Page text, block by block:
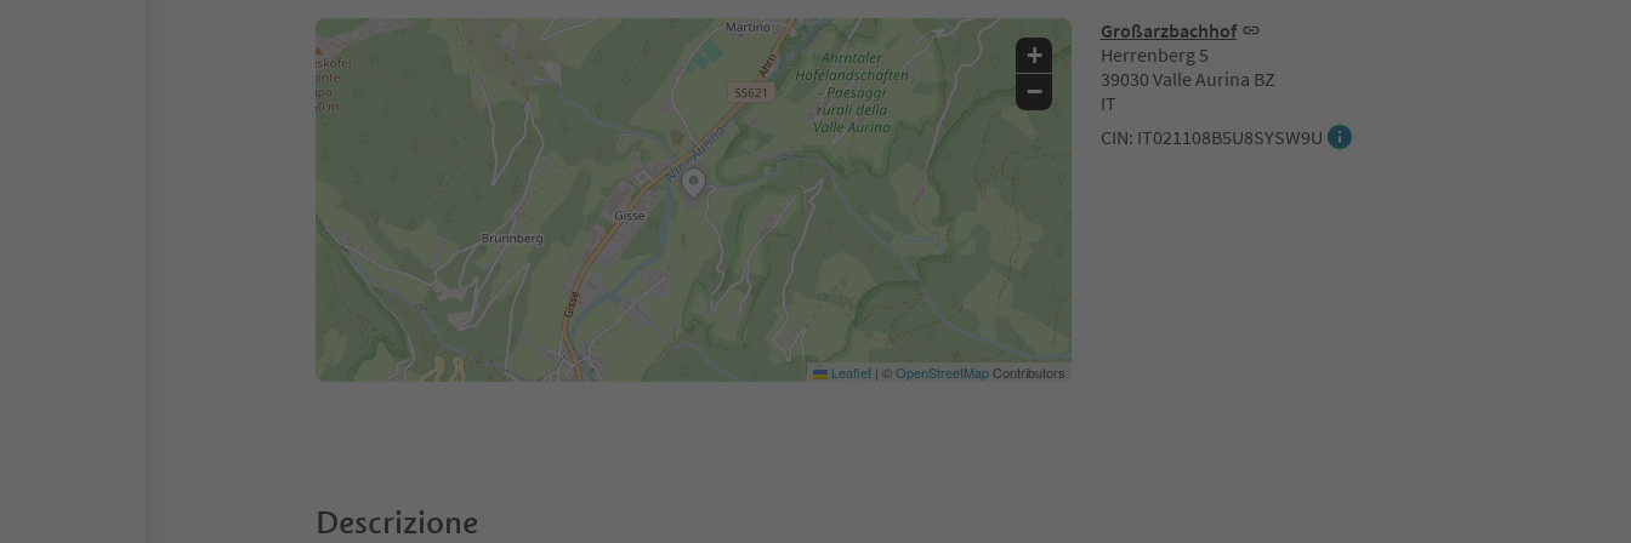
Großarzbachhof
Herrenberg 5
39030 Valle Aurina BZ
IT
CIN: IT021108B5U8SYSW9U
+
−
Leaflet | ©OpenStreetMapContributors
Descrizione